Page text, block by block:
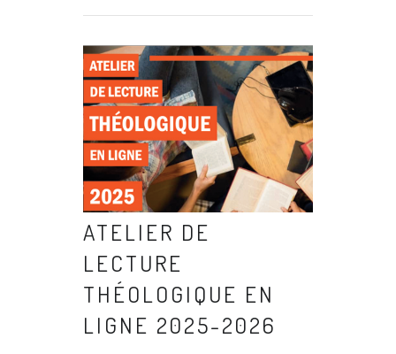
ATELIER DE
LECTURE
THÉOLOGIQUE EN
LIGNE 2025-2026